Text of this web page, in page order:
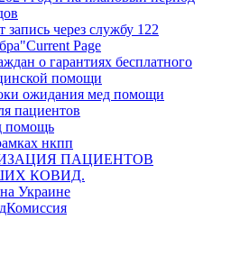
запись через службу 122
Current Page
о гарантиях бесплатного
помощи
ожидания мед помощи
пациентов
помощь
нкпп
ПАЦИЕНТОВ
КОВИД.
Украине